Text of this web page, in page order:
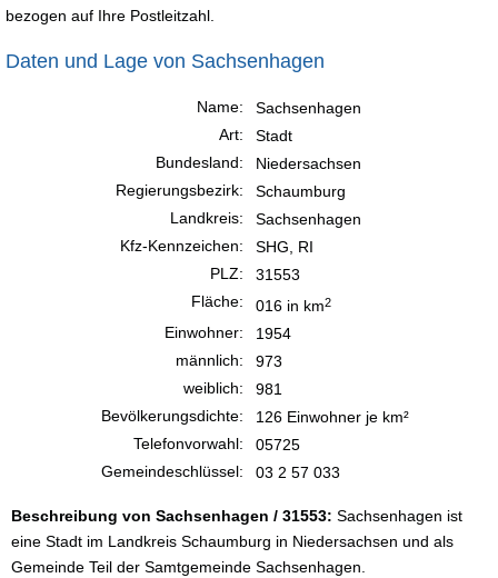
bezogen auf Ihre Postleitzahl.
Daten und Lage von Sachsenhagen
Name:
Sachsenhagen
Art:
Stadt
Bundesland:
Niedersachsen
Regierungsbezirk:
Schaumburg
Landkreis:
Sachsenhagen
Kfz-Kennzeichen:
SHG, RI
PLZ:
31553
Fläche:
016 in km2
Einwohner:
1954
männlich:
973
weiblich:
981
Bevölkerungsdichte:
126 Einwohner je km²
Telefonvorwahl:
05725
Gemeindeschlüssel:
03 2 57 033
Beschreibung von Sachsenhagen / 31553: Sachsenhagen ist
eine Stadt im Landkreis Schaumburg in Niedersachsen und als
Gemeinde Teil der Samtgemeinde Sachsenhagen.